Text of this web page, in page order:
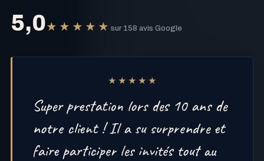
5,0★★★★★ sur 158 avis Google
★★★★★
Super prestation lors des 10 ans de
notre client ! Il a su surprendre et
faire participer les invités tout au